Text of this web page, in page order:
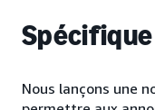
Spécifique
Nous lançons une